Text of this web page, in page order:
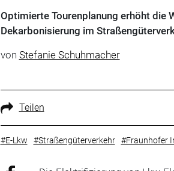
Optimierte Tourenplanung erhöht die
Dekarbonisierung im
von Stefanie Schuhmacher
Teilen
#E-Lkw #Straßengüterverkehr #Fraunhofer